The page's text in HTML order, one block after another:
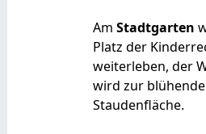
Am Stadtgarten
Platz der
weiterleben, der
wird zur
Staudenfläche.